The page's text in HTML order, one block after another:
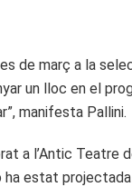
de març a la
un lloc en el
manifesta Pallini.
a l’Antic Teatre
estat